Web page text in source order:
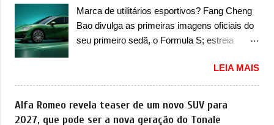
Jensen descreveu o misterioso esportivo
como um “protótipo aprimorado” que
estabelece as bases para "div...
que pode se voltar em alguns casos mais
extremos. No caso do Classe C, envolve a
versão 200, com ano/modelo 2024 e
300, com ano/modelo 2024 e produzida de
igual forma em fevereiro de 2024. Já no caso
do GLC, envolve duas versões também. A
primeira delas é a 300, com ano/modelo 2024
Marca de utilitários esportivos? Fang Cheng
Bao divulga as primeiras imagens oficiais do
seu primeiro sedã, o Formula S; estreia
como uma marca com utilitários esportivos, a
Fang Cheng Bao nasceu como uma empresa
voltada a desenvolver utilitários esportivos
com uma pegada mais off-road. E isso
LEIA MAIS
Alfa Romeo revela teaser de um novo SUV para
2027, que pode ser a nova geração do Tonale